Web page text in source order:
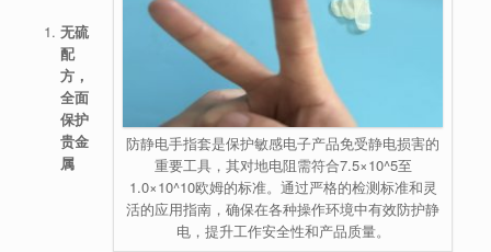
防静电手指套是保护敏感电子产品免受静电损害的
重要工具，其对地电阻需符合7.5×10^5至
1.0×10^10欧姆的标准。通过严格的检测标准和灵
活的应用指南，确保在各种操作环境中有效防护静
电，提升工作安全性和产品质量。
无硫
配
方，
全面
保护
贵金
属